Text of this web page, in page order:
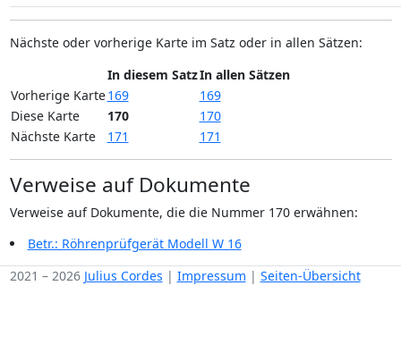
Nächste oder vorherige Karte im Satz oder in allen Sätzen:
In diesem SatzIn allen Sätzen
Vorherige Karte169
169
Diese Karte
170
170
Nächste Karte
171 171
Verweise auf Dokumente
Verweise auf Dokumente, die die Nummer 170 erwähnen:
Betr.: Röhrenprüfgerät Modell W 16
2021 – 2026 Julius Cordes | Impressum | Seiten-Übersicht